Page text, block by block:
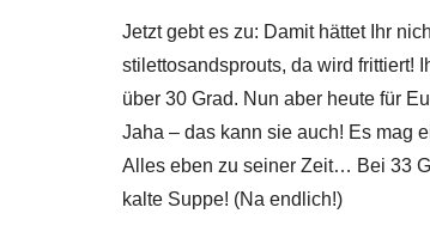
Jetzt gebt es zu: Damit hättet Ihr
stilettosandsprouts, da wird frittiert!
über 30 Grad. Nun aber heute für
Jaha – das kann sie auch! Es mag
Alles eben zu seiner Zeit… Bei 33
kalte Suppe! (Na endlich!)